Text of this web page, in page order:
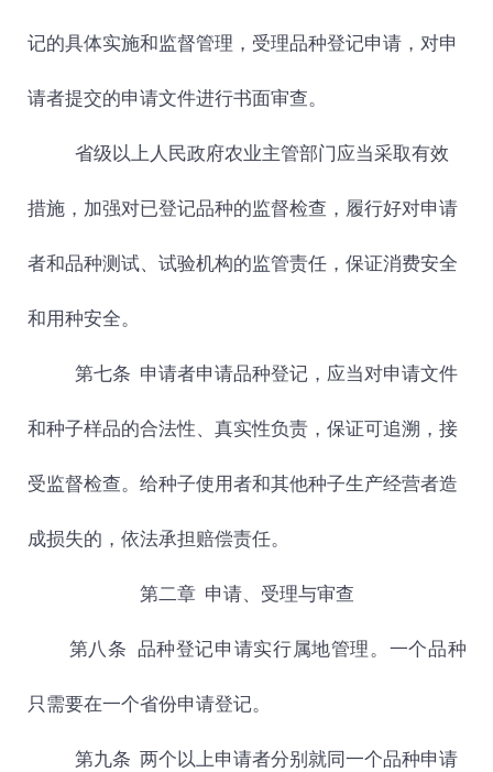
记的具体实施和监督管理，受理品种登记申请，对申
请者提交的申请文件进行书面审查。
省级以上人民政府农业主管部门应当采取有效
措施，加强对已登记品种的监督检查，履行好对申请
者和品种测试、试验机构的监管责任，保证消费安全
和用种安全。
第七条 申请者申请品种登记，应当对申请文件
和种子样品的合法性、真实性负责，保证可追溯，接
受监督检查。给种子使用者和其他种子生产经营者造
成损失的，依法承担赔偿责任。
第二章 申请、受理与审查
第八条 品种登记申请实行属地管理。一个品种
只需要在一个省份申请登记。
第九条 两个以上申请者分别就同一个品种申请